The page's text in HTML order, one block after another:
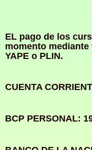
EL pago de los
momento
YAPE o PLIN.
CUENTA
BCP PERSONAL: